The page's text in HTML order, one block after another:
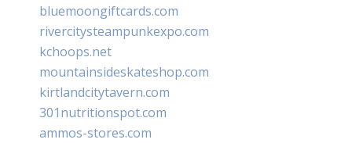
bluemoongiftcards.com
rivercitysteampunkexpo.com
kchoops.net
mountainsideskateshop.com
kirtlandcitytavern.com
301nutritionspot.com
ammos-stores.com